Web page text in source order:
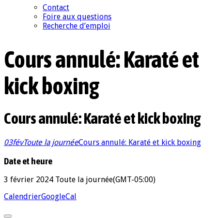
Contact
Foire aux questions
Recherche d’emploi
Cours annulé: Karaté et
kick boxing
Cours annulé: Karaté et kick boxing
03févToute la journéeCours annulé: Karaté et kick boxing
Date et heure
3 février 2024 Toute la journée(GMT-05:00)
CalendrierGoogleCal